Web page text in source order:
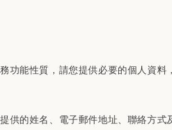
功能性質，請您提供必要的個人資
的姓名、電子郵件地址、聯絡方式